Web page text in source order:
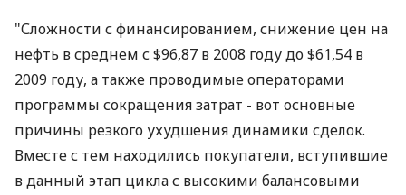
"Сложности с финансированием, снижение цен на
нефть в среднем с $96,87 в 2008 году до $61,54 в
2009 году, а также проводимые операторами
программы сокращения затрат - вот основные
причины резкого ухудшения динамики сделок.
Вместе с тем находились покупатели, вступившие
в данный этап цикла с высокими балансовыми